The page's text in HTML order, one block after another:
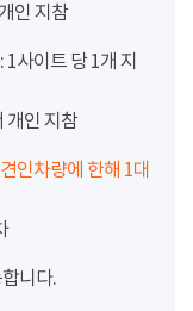
인 지참
사이트 당 1개 지
인 지참
인차량에 한해 1대
니다.